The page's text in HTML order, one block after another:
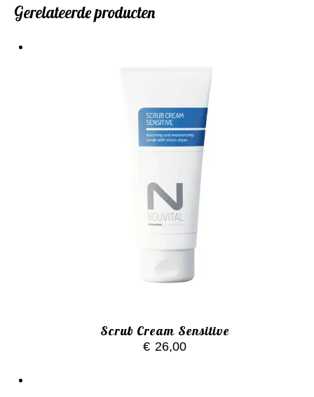
Gerelateerde producten
Scrub Cream Sensitive
€ 26,00